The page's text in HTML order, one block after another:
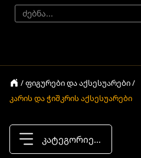
/ ფიგურები და აქსესუარები /
კარის და ჭიშკრის აქსესუარები
კატეგორიები